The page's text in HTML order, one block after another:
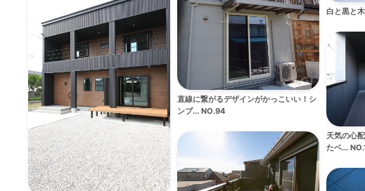
直線に繋がるデザインがかっこいい！シ
ンプ... NO.94
白と黒と
天気の心
たベ...